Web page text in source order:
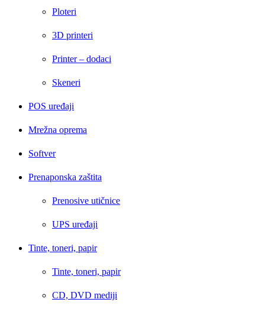
Ploteri
3D printeri
Printer – dodaci
Skeneri
POS uređaji
Mrežna oprema
Softver
Prenaponska zaštita
Prenosive utičnice
UPS uređaji
Tinte, toneri, papir
Tinte, toneri, papir
CD, DVD mediji